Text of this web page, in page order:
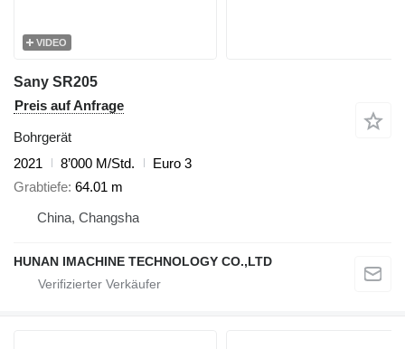
VIDEO
Sany SR205
Preis auf Anfrage
Bohrgerät
2021
8’000 M/Std.
Euro 3
Grabtiefe 64.01 m
China, Changsha
HUNAN IMACHINE TECHNOLOGY CO.,LTD